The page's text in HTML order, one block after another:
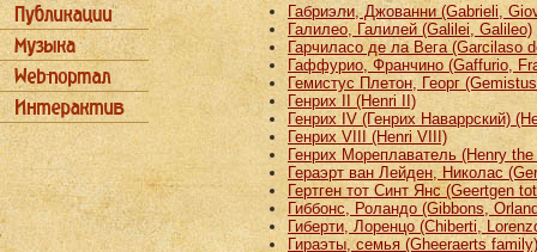
Габриэли, Джованни (Gabrieli,
Галилео, Галилей (Galilei, Galileo)
Гарчиласо де ла Вега (Garcilaso
Гаффурио, Франчино (Gaffurio,
Гемистус Плетон, Георг
Генрих II (Henri II)
Генрих IV (Генрих Наваррский)
Генрих VIII (Henri VIII)
Генрих Мореплаватель (Henry
Гераэрт ван Лейден, Николас
Гертген тот Синт Янс (Geertgen
Гиббонс, Роландо (Gibbons,
Гиберти, Лоренцо (Chiberti,
Гираэты, семья (Gheeraerts family)